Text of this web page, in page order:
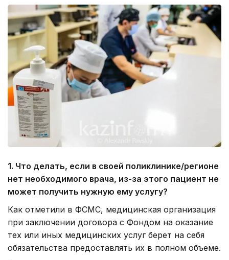
1. Что делать, если в своей поликлинике/регионе
нет необходимого врача, из-за этого пациент не
может получить нужную ему услугу?
Как отметили в ФСМС, медицинская организация
при заключении договора с Фондом на оказание
тех или иных медицинских услуг берет на себя
обязательства предоставлять их в полном объеме.